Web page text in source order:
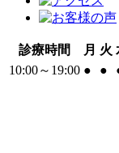
診療時間 月 火
10:00～19:00 ● ●